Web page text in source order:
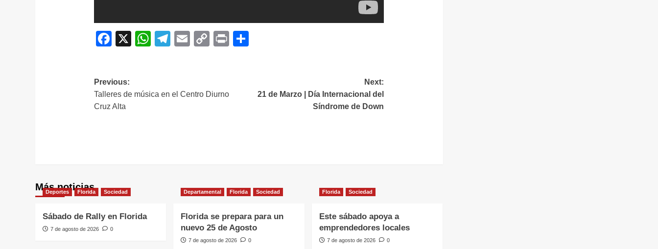
Facebook
X WhatsApp
Telegram
EmailCopyPrint
Navegación
de
Previous:
Talleres de música en el Centro Diurno
Cruz Alta
Next:
21 de Marzo | Día Internacional del
Síndrome de Down
Más noticias
Deportes Florida Sociedad
Sábado de Rally en Florida
7 de agosto de 2026 0
Departamental Florida Sociedad
Florida se prepara para un
nuevo 25 de Agosto
7 de agosto de 2026 0
Florida Sociedad
Este sábado apoya a
emprendedores locales
7 de agosto de 2026 0